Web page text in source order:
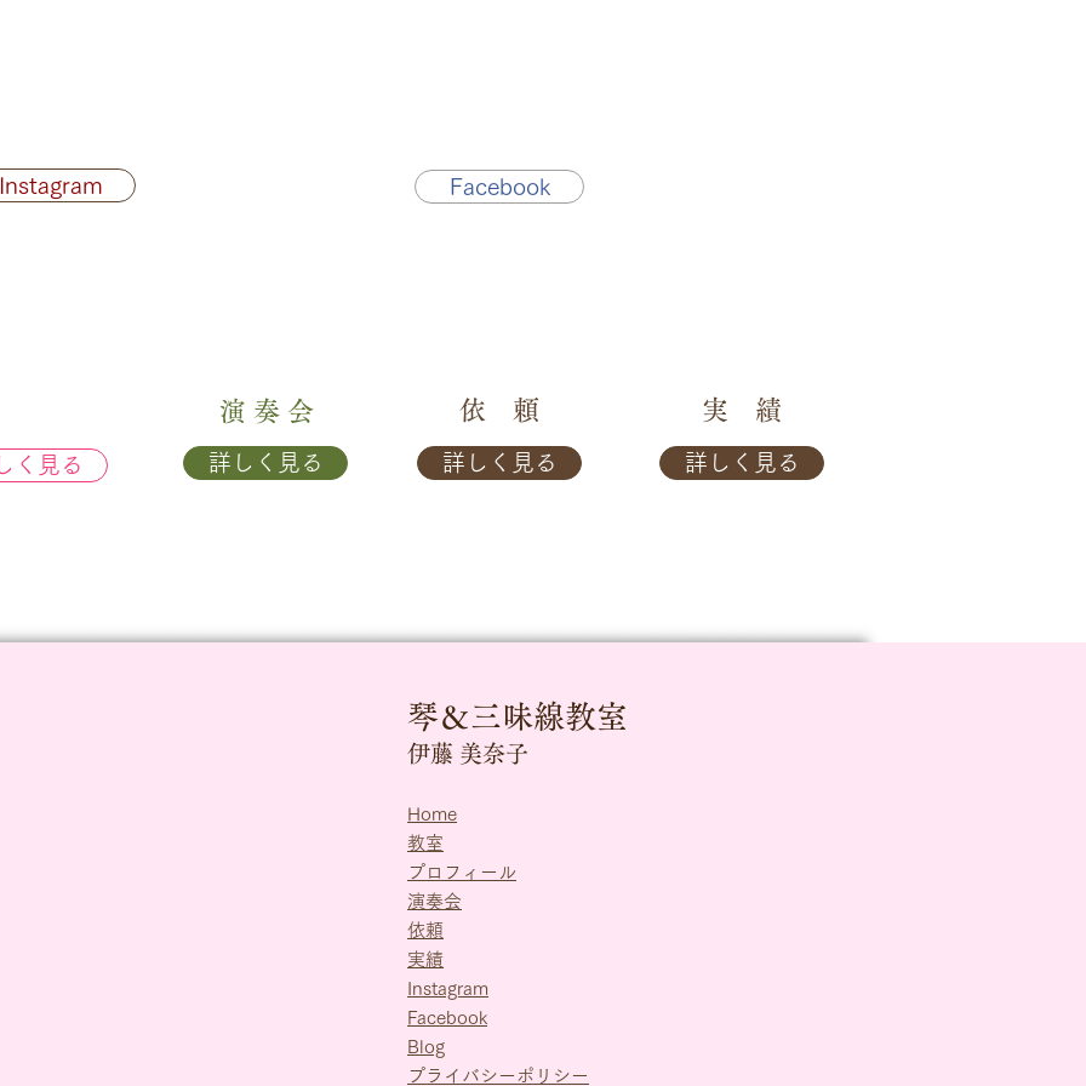
Instagram Facebook
く見る
演 奏 会
詳しく見る
依 頼
詳しく見る
実 績
詳しく見る
琴＆三味線教室
伊藤 美奈子
Home
​教室
プロフィール
演奏会
依頼
実績
Instagram
Facebook
​Blog
プライバシーポリシー